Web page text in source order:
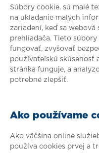
Súbory cookie. sú malé
na ukladanie malých
zariadení, keď sa
prehliadača. Tieto
fungovať, zvyšovať
používateľskú skúsenosť
stránka funguje, a
potrebné zlepšiť.
Ako používame
Ako väčšina online
používa cookies prvej a